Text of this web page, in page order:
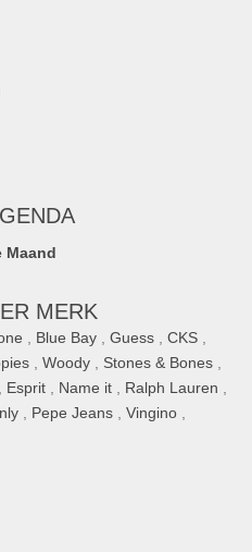
Maand
MERK
Blue Bay Guess CKS
Woody Stones & Bones
Esprit Name it Ralph Lauren
Pepe Jeans Vingino